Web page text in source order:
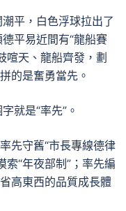
平，白色浮球拉出了
平易近間有“龍船賽
喧天、龍船齊發，劃
的是奮勇當先。
就是“率先”。
先守舊“市長專線德律
索“年夜部制”；率先編
高東西的品質成長體